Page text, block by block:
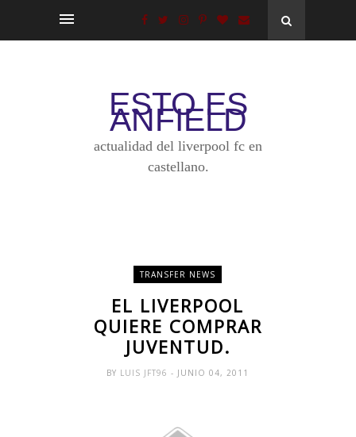
ESTO ES
ANFIELD
actualidad del liverpool fc en
castellano.
TRANSFER NEWS
EL LIVERPOOL
QUIERE COMPRAR
JUVENTUD.
BY LUIS JFT96- JUNIO 04, 2011